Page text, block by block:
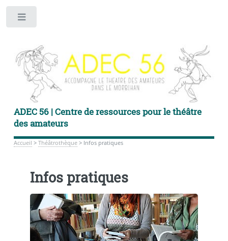
ADEC 56 | Centre de ressources pour le théâtre
des amateurs
Accueil > Théâtrothèque> Infos pratiques
Infos pratiques